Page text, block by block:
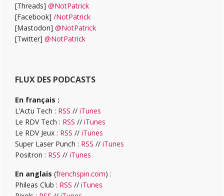
[Threads] @NotPatrick
[Facebook] /NotPatrick
[Mastodon] @NotPatrick
[Twitter] @NotPatrick
FLUX DES PODCASTS
En français :
L’Actu Tech : RSS // iTunes
Le RDV Tech : RSS // iTunes
Le RDV Jeux : RSS // iTunes
Super Laser Punch : RSS // iTunes
Positron : RSS // iTunes
En anglais (frenchspin.com) :
Phileas Club : RSS // iTunes